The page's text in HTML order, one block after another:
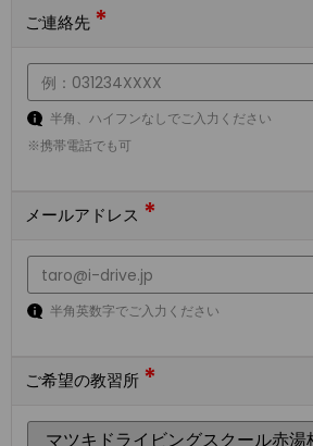
ご連絡先 *
半角、ハイフンなしでご入力ください
※携帯電話でも可
メールアドレス *
半角英数字でご入力ください
ご希望の教習所 *